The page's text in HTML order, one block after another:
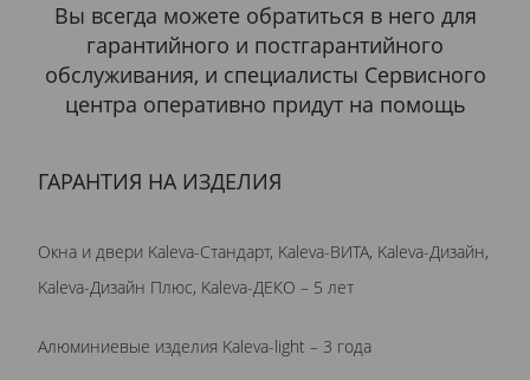
Вы всегда можете обратиться в него для
гарантийного и постгарантийного
обслуживания, и специалисты Сервисного
центра оперативно придут на помощь
ГАРАНТИЯ НА ИЗДЕЛИЯ
Окна и двери Kaleva-Стандарт, Kaleva-ВИТА, Kaleva-Дизайн,
Kaleva-Дизайн Плюс, Kaleva-ДЕКО – 5 лет
Алюминиевые изделия Kaleva-light – 3 года